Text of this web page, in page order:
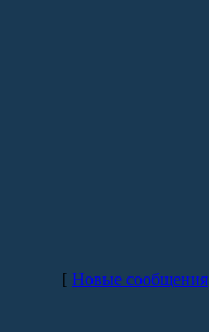
[ Новые сообщения